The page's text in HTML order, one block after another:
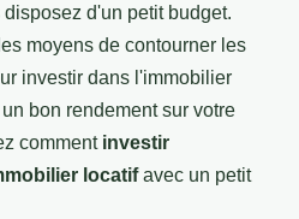
d'un petit budget.
moyens de contourner les
investir dans l'immobilier
bon rendement sur votre
comment investir
locatifavec un petit